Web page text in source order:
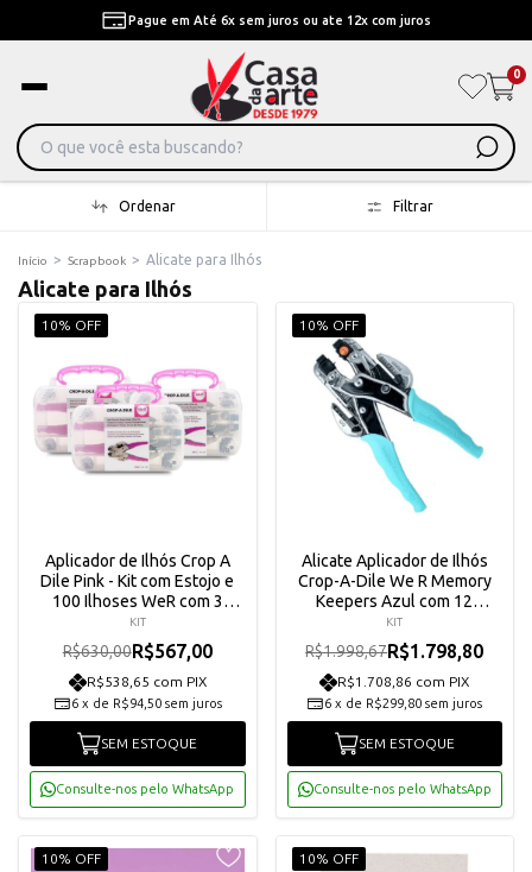
Pague em Até 6x sem juros ou ate 12x com juros
0
Ordenar Filtrar
Início > Scrapbook > Alicate para Ilhós
Alicate para Ilhós
10% OFF
Aplicador de Ilhós Crop A
Dile Pink - Kit com Estojo e
100 Ilhoses WeR com 3
Unidades
KIT
R$630,00R$567,00
R$538,65 com PIX
6 x de R$94,50 sem juros
SEM ESTOQUE
Consulte-nos pelo WhatsApp
10% OFF
Alicate Aplicador de Ilhós
Crop-A-Dile We R Memory
Keepers Azul com 12
Unidades
KIT
R$1.998,67R$1.798,80
R$1.708,86 com PIX
6 x de R$299,80 sem juros
SEM ESTOQUE
Consulte-nos pelo WhatsApp
10% OFF 10% OFF